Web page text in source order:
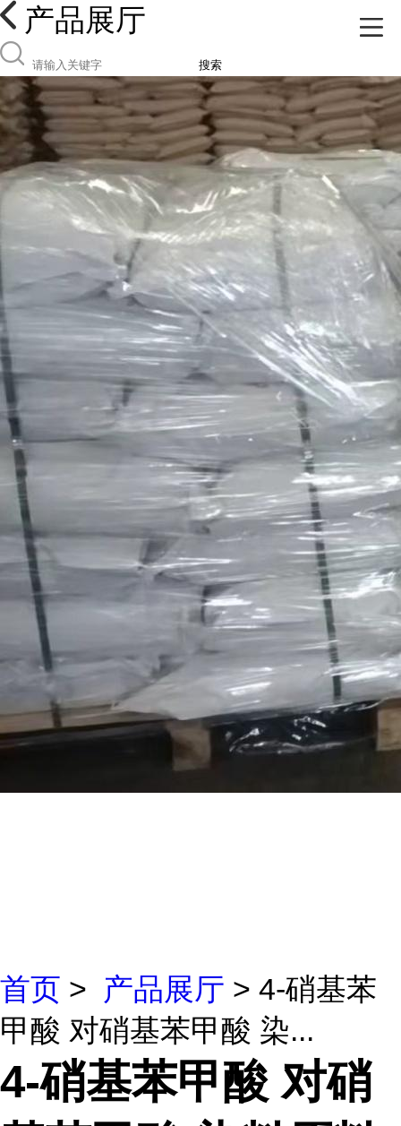
产品展厅
搜索
首页 > 产品展厅 > 4-硝基苯
甲酸 对硝基苯甲酸 染...
4-硝基苯甲酸 对硝